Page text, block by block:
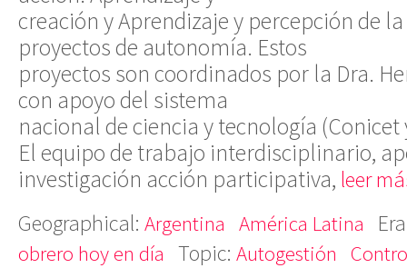
creación y Aprendizaje y percepción de
proyectos de autonomía. Estos
proyectos son coordinados por la Dra.
con apoyo del sistema
nacional de ciencia y tecnología (Conicet
El equipo de trabajo interdisciplinario,
investigación acción participativa, leer
Geographical: Argentina América Latina
obrero hoy en día Topic: Autogestión